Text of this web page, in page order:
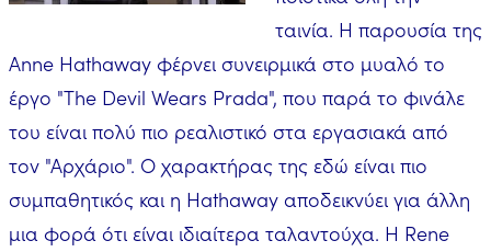
ταινία. Η παρουσία της
Anne Hathaway φέρνει συνειρμικά στο μυαλό το
έργο "The Devil Wears Prada", που παρά το φινάλε
του είναι πολύ πιο ρεαλιστικό στα εργασιακά από
τον "Αρχάριο". Ο χαρακτήρας της εδώ είναι πιο
συμπαθητικός και η Hathaway αποδεικνύει για άλλη
μια φορά ότι είναι ιδιαίτερα ταλαντούχα. Η Rene